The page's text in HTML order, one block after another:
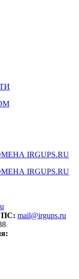
IRGUPS.RU
IRGUPS.RU
mail@irgups.ru